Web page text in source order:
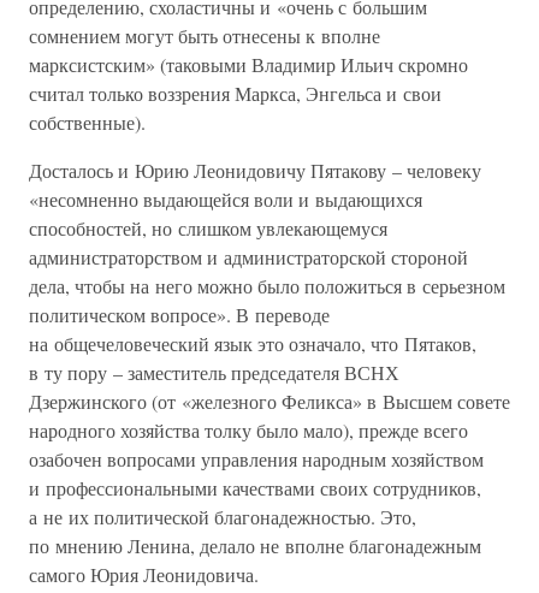
определению, схоластичны и «очень с большим
сомнением могут быть отнесены к вполне
марксистским» (таковыми Владимир Ильич скромно
считал только воззрения Маркса, Энгельса и свои
собственные).
Досталось и Юрию Леонидовичу Пятакову – человеку
«несомненно выдающейся воли и выдающихся
способностей, но слишком увлекающемуся
администраторством и администраторской стороной
дела, чтобы на него можно было положиться в серьезном
политическом вопросе». В переводе
на общечеловеческий язык это означало, что Пятаков,
в ту пору – заместитель председателя ВСНХ
Дзержинского (от «железного Феликса» в Высшем совете
народного хозяйства толку было мало), прежде всего
озабочен вопросами управления народным хозяйством
и профессиональными качествами своих сотрудников,
а не их политической благонадежностью. Это,
по мнению Ленина, делало не вполне благонадежным
самого Юрия Леонидовича.